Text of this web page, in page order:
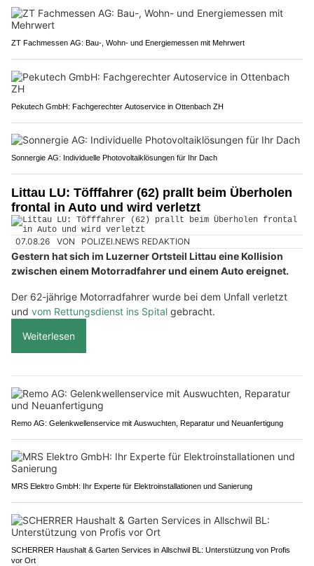
ZT Fachmessen AG: Bau-, Wohn- und Energiemessen mit Mehrwert
Pekutech GmbH: Fachgerechter Autoservice in Ottenbach ZH
Sonnergie AG: Individuelle Photovoltaiklösungen für Ihr Dach
Littau LU: Töfffahrer (62) prallt beim Überholen
frontal in Auto und wird verletzt
07.08.26 VON POLIZEI.NEWS REDAKTION
Gestern hat sich im Luzerner Ortsteil Littau eine Kollision
zwischen einem Motorradfahrer und einem Auto ereignet.
Der 62-jährige Motorradfahrer wurde bei dem Unfall verletzt
und vom Rettungsdienst ins Spital gebracht.
Weiterlesen
Remo AG: Gelenkwellenservice mit Auswuchten, Reparatur und Neuanfertigung
MRS Elektro GmbH: Ihr Experte für Elektroinstallationen und Sanierung
SCHERRER Haushalt & Garten Services in Allschwil BL: Unterstützung von Profis
vor Ort